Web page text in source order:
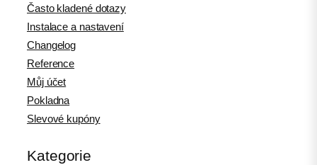
Často kladené dotazy
Instalace a nastavení
Changelog
Reference
Můj účet
Pokladna
Slevové kupóny
Kategorie